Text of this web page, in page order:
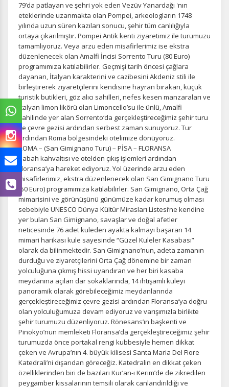
79’da patlayan ve şehri yok eden Vezüv Yanardağı 'nın
eteklerinde uzanmakta olan Pompei, arkeologların 1748
yılında uzun süren kazıları sonucu, şehir tüm canlılığıyla
ortaya çıkarılmıştır. Pompei Antik kenti ziyaretimiz ile turumuzu
tamamlıyoruz. Veya arzu eden misafirlerimiz ise ekstra
düzenlenecek olan Amalfi İncisi Sorrento Turu (80 Euro)
programımıza katılabilirler. Geçmişi tarih öncesi çağlara
dayanan, İtalyan karakterini ve cazibesini Akdeniz stili ile
birleştirerek ziyaretçilerini kendisine hayran bırakan, küçük
turistik butikleri, göz alıcı sahilleri, nefes kesen manzaraları ve
İtalyan limon likörü olan Limoncello’su ile ünlü, Amalfi
sahilinde yer alan Sorrento‘da gerçekleştireceğimiz şehir turu
ve çevre gezisi ardından serbest zaman sunuyoruz. Tur
ardından Roma bölgesindeki otelimize dönüyoruz.
ROMA – (San Gimignano Turu) – PİSA – FLORANSA
Sabah kahvaltısı ve otelden çıkış işlemleri ardından
Floransa’ya hareket ediyoruz. Yol üzerinde arzu eden
misafirlerimiz, ekstra düzenlenecek olan San Gimignano Turu
(50 Euro) programımıza katılabilirler. San Gimignano, Orta Çağ
mimarisini ve görünüşünü günümüze kadar korumuş olması
sebebiyle UNESCO Dünya Kültür Mirasları Listesi‘ne kendine
yer bulan San Gimignano, savaşlar ve doğal afetler
neticesinde 76 adet kuleden ayakta kalmayı başaran 14
mimari harikası kule sayesinde “Güzel Kuleler Kasabası”
olarak da bilinmektedir. San Gimignano’nun, adeta zamanın
durduğu ve ziyaretçilerini Orta Çağ dönemine bir zaman
yolculuğuna çıkmış hissi uyandıran ve her biri kasaba
meydanına açılan dar sokaklarında, 14 ihtişamlı kuleyi
panoramik olarak görebileceğimiz meydanlarında
gerçekleştireceğimiz çevre gezisi ardından Floransa’ya doğru
olan yolculuğumuza devam ediyoruz ve varışımızla birlikte
şehir turumuzu düzenliyoruz. Rönesans’ın başkenti ve
Pinokyo’nun memleketi Floransa’da gerçekleştireceğimiz şehir
turumuzda önce portakal rengi kubbesiyle hemen dikkat
çeken ve Avrupa’nın 4. büyük kilisesi Santa Maria Del Fiore
Katedrali’ni dışarıdan göreceğiz. Katedralin en dikkat çeken
özelliklerinden biri de bazıları Kur’an-ı Kerim’de de zikredilen
peygamber kıssalarının temsili olarak canlandırıldığı ve